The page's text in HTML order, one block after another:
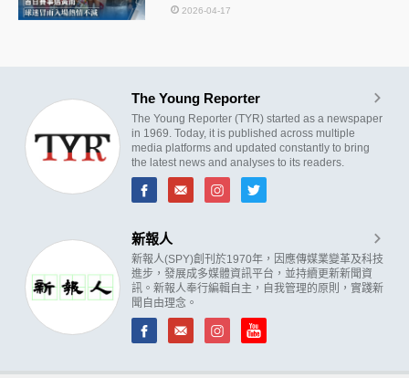
2026-04-17
The Young Reporter
The Young Reporter (TYR) started as a newspaper
in 1969. Today, it is published across multiple
media platforms and updated constantly to bring
the latest news and analyses to its readers.
新報人
新報人(SPY)創刊於1970年，因應傳媒業變革及科技
進步，發展成多媒體資訊平台，並持續更新新聞資
訊。新報人奉行編輯自主，自我管理的原則，實踐新
聞自由理念。